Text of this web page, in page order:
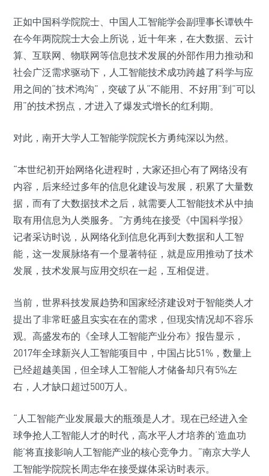
正如中国科学院院士、中国人工智能学会副理事长谭铁牛
在今年两院院士大会上所说，近十年来，在大数据、云计
算、互联网、物联网等信息技术发展的外部作用力推动和
社会广泛需求驱动下，人工智能技术成功跨越了科学与应
用之间的“技术鸿沟”，突破了从“不能用、不好用”到“可以
用”的技术拐点，才进入了爆发式增长的红利期。
对此，南开大学人工智能学院院长方勇纯深以为然。
“本世纪初开始网络化进程时，大家还担心有了网络没有
内容，后来经过多年的信息化建设与发展，积累了大量数
据，而有了大数据技术之后，就需要人工智能技术从中抽
取有用信息为人类服务。”方勇纯在接受《中国科学报》
记者采访时说，从网络化到信息化再到大数据和人工智
能，这一发展脉络有一个显著特征，就是应用推动了技术
发展，技术发展与应用交织在一起，互相促进。
当前，世界科技发展趋势和国家经济建设对于智能类人才
提出了非常旺盛且实实在在的需求，但现实情况却不容乐
观。高盛发布的《全球人工智能产业分布》报告显示，
2017年全球新兴人工智能项目中，中国占比51%，数量上
已经超越美国，但全球人工智能人才储备却只有5%左
右，人才缺口超过500万人。
“人工智能产业发展最大的瓶颈是人才。现在已经进入全
球争抢人工智能人才的时代，高水平人才培养的‘造血功
能’将直接影响人工智能产业的核心竞争力。”南京大学人
工智能学院院长周志华在接受媒体采访时表示。